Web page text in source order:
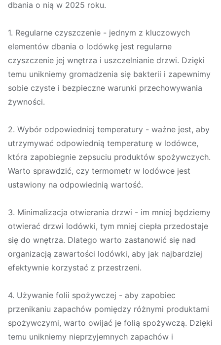
dbania o nią w 2025 roku.
1. Regularne czyszczenie - jednym z kluczowych
elementów dbania o lodówkę jest regularne
czyszczenie jej wnętrza i uszczelnianie drzwi. Dzięki
temu unikniemy gromadzenia się bakterii i zapewnimy
sobie czyste i bezpieczne warunki przechowywania
żywności.
2. Wybór odpowiedniej temperatury - ważne jest, aby
utrzymywać odpowiednią temperaturę w lodówce,
która zapobiegnie zepsuciu produktów spożywczych.
Warto sprawdzić, czy termometr w lodówce jest
ustawiony na odpowiednią wartość.
3. Minimalizacja otwierania drzwi - im mniej będziemy
otwierać drzwi lodówki, tym mniej ciepła przedostaje
się do wnętrza. Dlatego warto zastanowić się nad
organizacją zawartości lodówki, aby jak najbardziej
efektywnie korzystać z przestrzeni.
4. Używanie folii spożywczej - aby zapobiec
przenikaniu zapachów pomiędzy różnymi produktami
spożywczymi, warto owijać je folią spożywczą. Dzięki
temu unikniemy nieprzyjemnych zapachów i